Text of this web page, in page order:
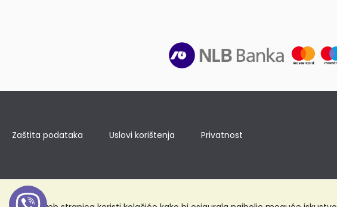
Zaštita podataka Uslovi korištenja Privatnost